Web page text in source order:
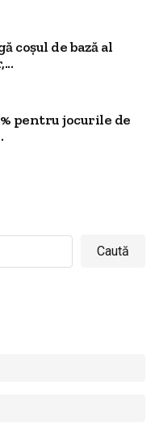
coșul de bază al
pentru jocurile de